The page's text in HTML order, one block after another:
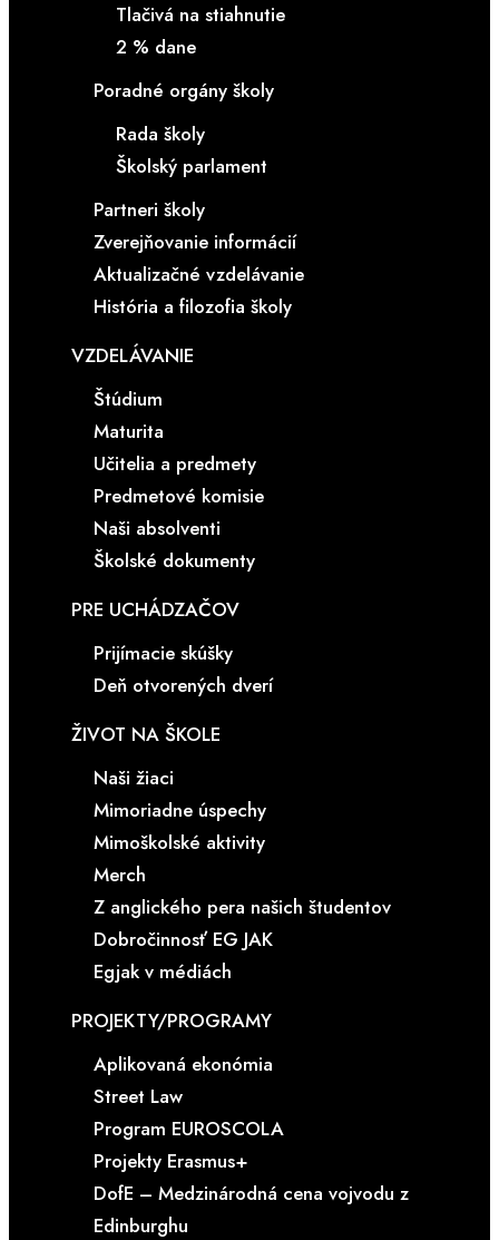
Tlačivá na stiahnutie
2 % dane
Poradné orgány školy
Rada školy
Školský parlament
Partneri školy
Zverejňovanie informácií
Aktualizačné vzdelávanie
História a filozofia školy
VZDELÁVANIE
Štúdium
Maturita
Učitelia a predmety
Predmetové komisie
Naši absolventi
Školské dokumenty
PRE UCHÁDZAČOV
Prijímacie skúšky
Deň otvorených dverí
ŽIVOT NA ŠKOLE
Naši žiaci
Mimoriadne úspechy
Mimoškolské aktivity
Merch
Z anglického pera našich študentov
Dobročinnosť EG JAK
Egjak v médiách
PROJEKTY/PROGRAMY
Aplikovaná ekonómia
Street Law
Program EUROSCOLA
Projekty Erasmus+
DofE – Medzinárodná cena vojvodu z
Edinburghu